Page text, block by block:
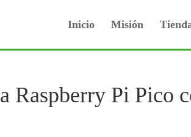
Inicio Misión
Raspberry Pi Pico